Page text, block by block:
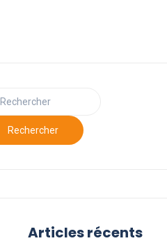
Articles récents